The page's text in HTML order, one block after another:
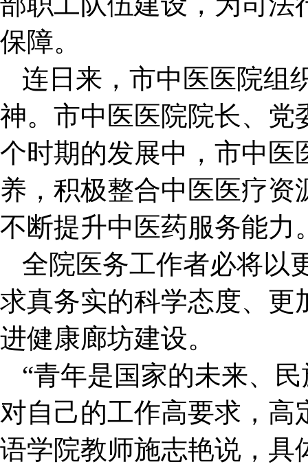
保障。
连日来，市中医医院组
神。市中医医院院长、党
个时期的发展中，市中医
养，积极整合中医医疗
不断提升中医药服务能力
全院医务工作者必将以
求真务实的科学态度、更
进健康廊坊建设。
“青年是国家的未来、
对自己的工作高要求，高
语学院教师施志艳说，具